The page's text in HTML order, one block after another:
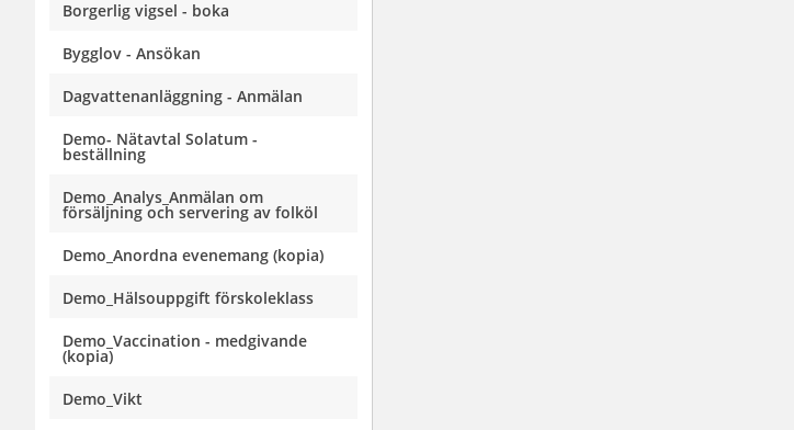
Borgerlig vigsel - boka
Bygglov - Ansökan
Dagvattenanläggning - Anmälan
Demo- Nätavtal Solatum -
beställning
Demo_Analys_Anmälan om
försäljning och servering av folköl
Demo_Anordna evenemang (kopia)
Demo_Hälsouppgift förskoleklass
Demo_Vaccination - medgivande
(kopia)
Demo_Vikt